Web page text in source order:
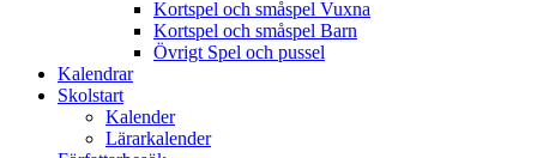
Kortspel och småspel Vuxna
Kortspel och småspel Barn
Övrigt Spel och pussel
Kalendrar
Skolstart
Kalender
Lärarkalender